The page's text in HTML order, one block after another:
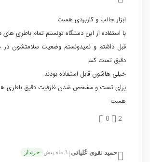
ابزار جالب و کاربردی هست
با استفاده از این دستگاه تونستم تمام باطری
قبل داشتم و نمیدونستم وضعیت سلامتشون
دقیق تست کنم
خیلی هاشون قابل استفاده بودند
برای تست و مشخص شدن ظرفیت دقیق باطری
هست
2
0
حمید نقوی عُلیائی 3 ماه پیش خریدار